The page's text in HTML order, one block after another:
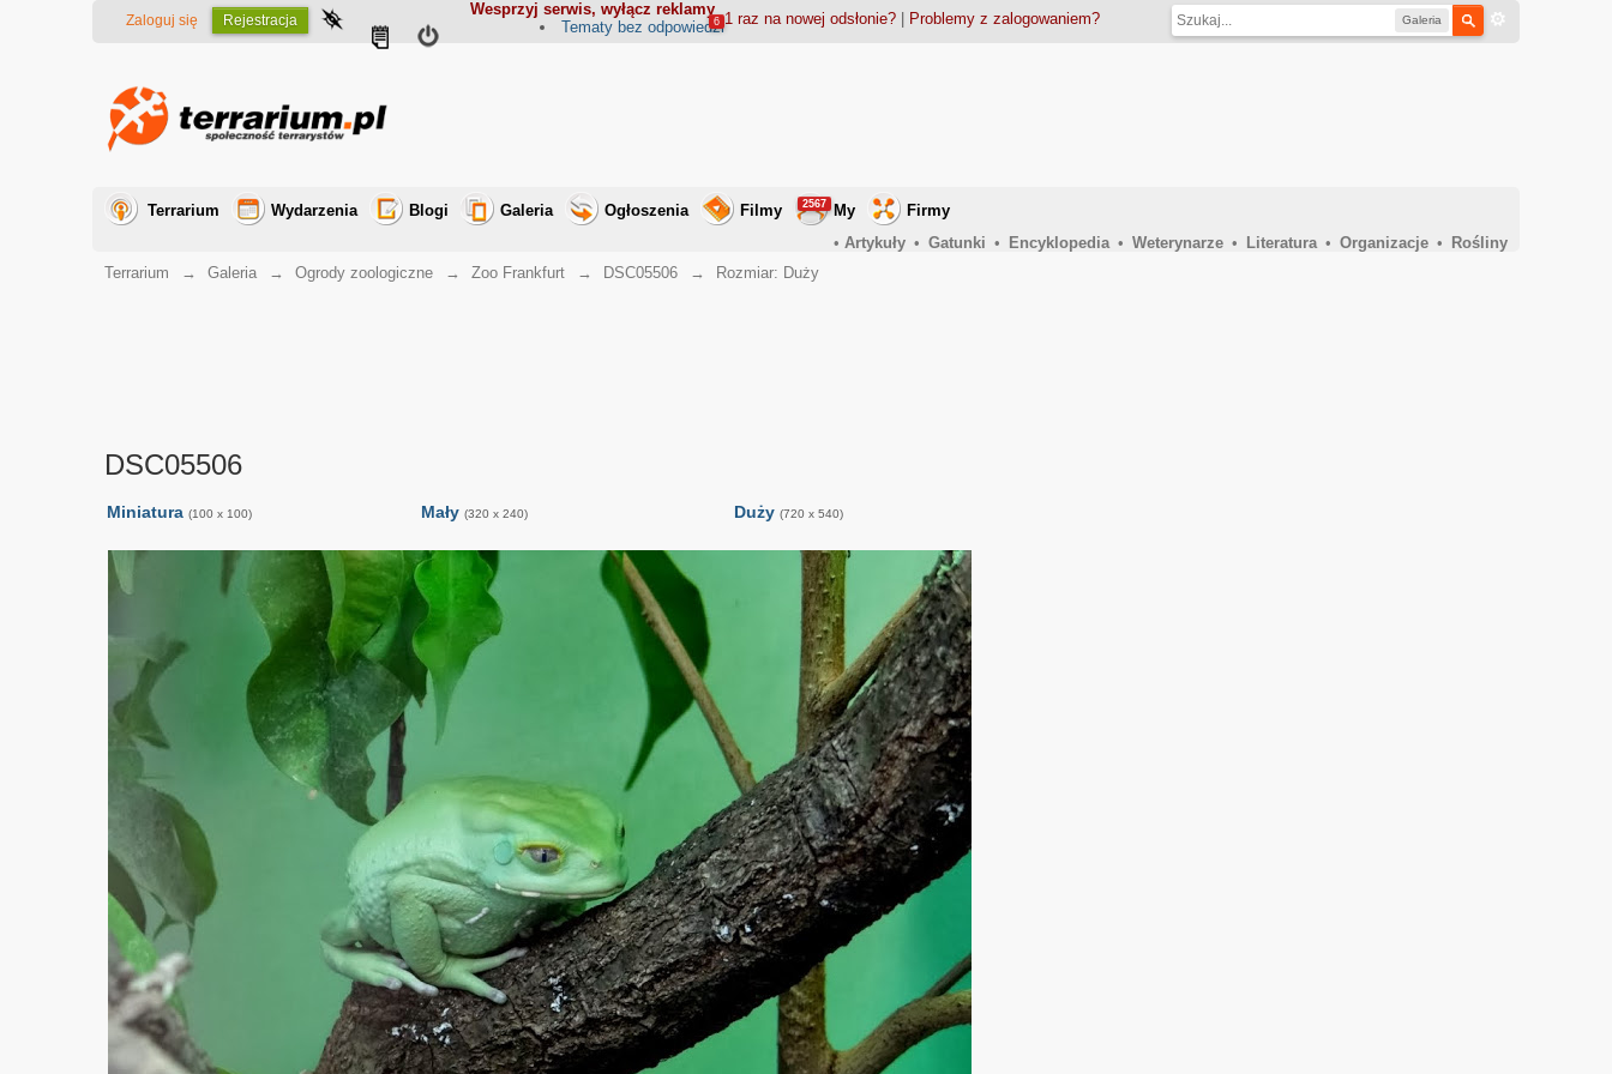
Wesprzyj serwis, wyłącz reklamy
Galeria
Zaloguj się Rejestracja 1 raz na nowej odsłonie?| Problemy z zalogowaniem?
Tematy bez odpowiedzi
6
Terrarium Wydarzenia Blogi Galeria Ogłoszenia Filmy My
2567
Firmy
• Artykuły • Gatunki • Encyklopedia • Weterynarze • Literatura • Organizacje •
Rośliny
Terrarium
→ Galeria → Ogrody zoologiczne → Zoo Frankfurt → DSC05506 → Rozmiar: Duży
DSC05506
Miniatura (100 x 100) Mały (320 x 240) Duży (720 x 540)